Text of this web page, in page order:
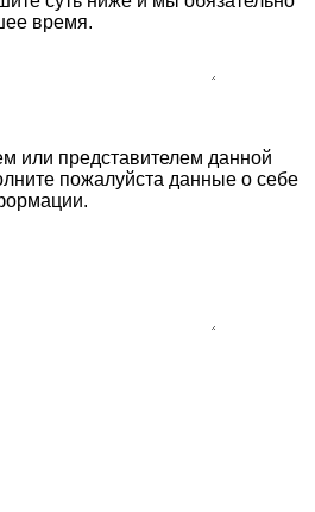
время.
или представителем данной
пожалуйста данные о себе